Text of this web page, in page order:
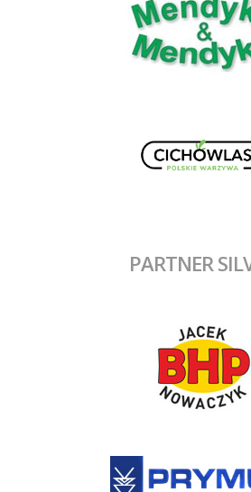
PARTNER